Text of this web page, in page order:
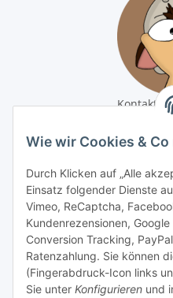
Wie wir Cookies &
Durch Klicken auf „Alle
Einsatz folgender Dienste
Vimeo, ReCaptcha,
Kundenrezensionen,
Conversion Tracking,
Ratenzahlung. Sie können
(Fingerabdruck-Icon links
Sie unter Konfigurieren und
+49
Informationen
Gesetzliche Informationen
Zahlungsmöglichkeiten